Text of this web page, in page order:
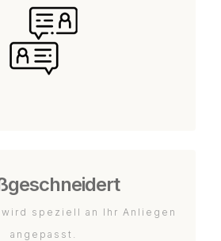
speziell an Ihr Anliegen
angepasst.